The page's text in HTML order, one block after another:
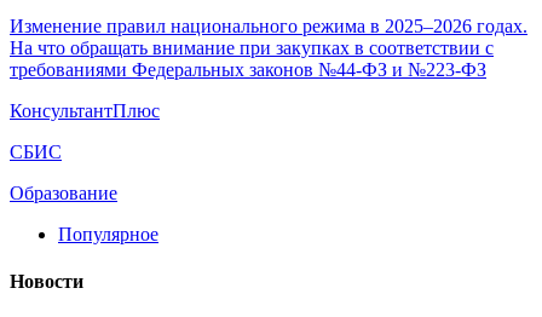
Изменение правил национального режима в 2025–2026 годах.
На что обращать внимание при закупках в соответствии с
требованиями Федеральных законов №44-ФЗ и №223-ФЗ
КонсультантПлюс
СБИС
Образование
Популярное
Новости